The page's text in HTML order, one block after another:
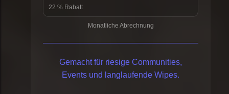
22 % Rabatt
Monatliche Abrechnung
Gemacht für riesige Communities,
Events und langlaufende Wipes.